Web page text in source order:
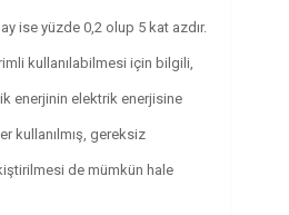
ise yüzde 0,2 olup 5 kat azdır.
kullanılabilmesi için bilgili,
enerjinin elektrik enerjisine
kullanılmış, gereksiz
de mümkün hale